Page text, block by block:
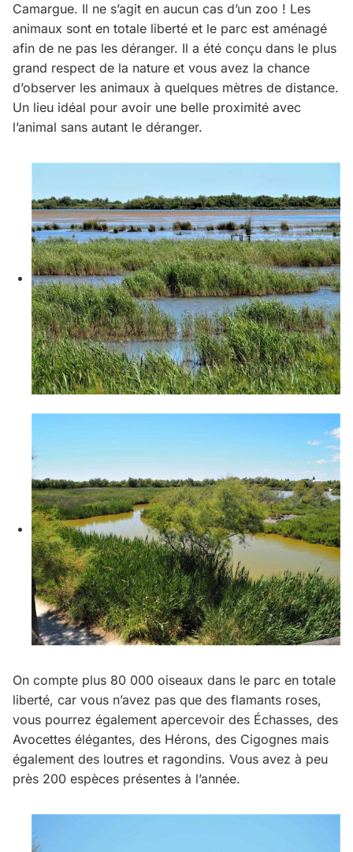
Camargue. Il ne s’agit en aucun cas d’un zoo ! Les
animaux sont en totale liberté et le parc est aménagé
afin de ne pas les déranger. Il a été conçu dans le plus
grand respect de la nature et vous avez la chance
d’observer les animaux à quelques mètres de distance.
Un lieu idéal pour avoir une belle proximité avec
l’animal sans autant le déranger.
On compte plus 80 000 oiseaux dans le parc en totale
liberté, car vous n’avez pas que des flamants roses,
vous pourrez également apercevoir des Échasses, des
Avocettes élégantes, des Hérons, des Cigognes mais
également des loutres et ragondins. Vous avez à peu
près 200 espèces présentes à l’année.